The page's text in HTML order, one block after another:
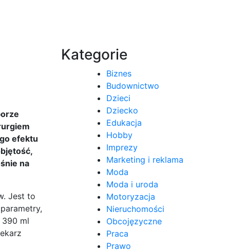
efektu
na
Jest to
390 ml
Kategorie
Biznes
Budownictwo
Dzieci
Dziecko
Edukacja
Hobby
Imprezy
Marketing i reklama
Moda
Moda i uroda
Motoryzacja
Nieruchomości
Obcojęzyczne
Praca
Prawo